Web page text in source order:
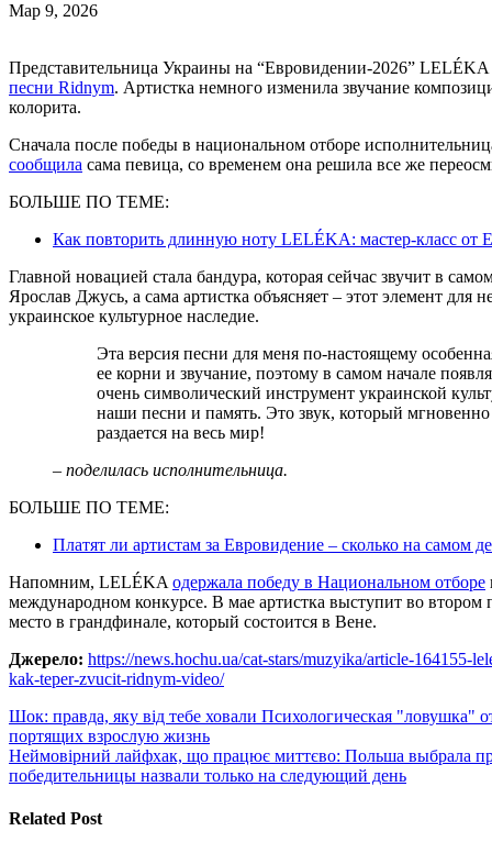
Мар 9, 2026
Представительница Украины на “Евровидении-2026”
песни Ridnym. Артистка немного изменила звучание
колорита.
Сначала после победы в национальном отборе
сообщила сама певица, со временем она решила все же
БОЛЬШЕ ПО ТЕМЕ:
Как повторить длинную ноту LELÉKA: мастер-класс
Главной новацией стала бандура, которая сейчас звучит в
Ярослав Джусь, а сама артистка объясняет – этот элемент для
украинское культурное наследие.
Эта версия песни для меня по-настоящему особенная. Мне хотелось еще сильнее подчеркнуть
ее корни и звучание, поэтому в самом начале
очень символический инструмент украинской
наши песни и память. Это звук, который
раздается на весь мир!
– поделилась исполнительница.
БОЛЬШЕ ПО ТЕМЕ:
Платят ли артистам за Евровидение – сколько на самом
Напомним, LELÉKA одержала победу в Национальном отборе
международном конкурсе. В мае артистка выступит во втором
место в грандфинале, который состоится в Вене.
Джерело: https://news.hochu.ua/cat-stars/muzyika/article-164155-
kak-teper-zvucit-ridnym-video/
Навигация
по
записям
Шок: правда, яку від тебе ховали Психологическая
портящих взрослую жизнь
Неймовірний лайфхак, що працює миттєво: Польша выбрала
победительницы назвали только на следующий день
Related Post